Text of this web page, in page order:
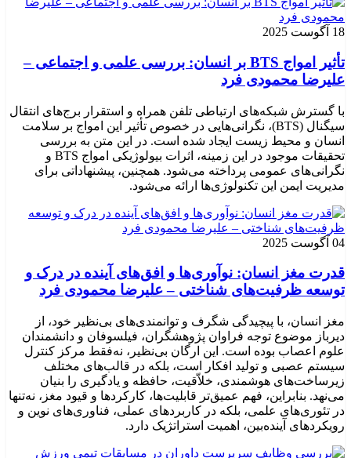
18 آگوست 2025
تأثیر امواج BTS بر انسان: بررسی علمی و اجتماعی –
علیرضا محمودی فرد
با گسترش شبکه‌های ارتباطی تلفن همراه و استقرار برج‌های انتقال
سیگنال (BTS)، نگرانی‌هایی در خصوص تأثیر این امواج بر سلامت
انسان و محیط زیست ایجاد شده است. در این متن به بررسی
تحقیقات موجود در این زمینه، اثرات بیولوژیکی امواج BTS و
نگرانی‌های عمومی پرداخته می‌شود. همچنین، پیشنهاداتی برای
مدیریت ایمن این تکنولوژی‌ها ارائه می‌شود.
04 آگوست 2025
قدرت مغز انسان: نوآوری‌ها و افق‌های آینده در درک و
توسعه ظرفیت‌های شناختی – علیرضا محمودی فرد
مغز انسان، با پیچیدگی شگرف و توانمندی‌های بی‌نظیر خود، از
دیرباز موضوع توجه فراوان پژوهشگران، فیلسوفان و دانشمندان
علوم اعصاب بوده است. این ارگان بی‌نظیر، نه‌فقط مرکز کنترل
سیستم عصبی و تولید افکار است، بلکه در قالب‌های مختلف
زیرساخت‌های هوشمندی، خلاّقیت، حافظه و یادگیری را بنیان
می‌نهد. بنابراین، فهم عمیق‌تر قابلیت‌ها، کارکردها و قیود مغز، نه‌تنها
در تئوری‌های علمی، بلکه در کاربردهای عملی، فناوری‌های نوین و
رویکردهای آینده‌بین، اهمیت استراتژیک دارد.